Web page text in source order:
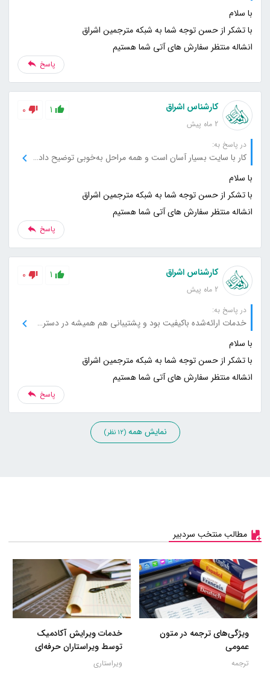
انشاله منتظر سفارش های آتی شما هستیم
پاسخ
کارشناس اشراق
2 ماه پیش
1
0
در پاسخ به:
کار با سایت بسیار آسان است و همه مراحل به‌خوبی توضیح داده شده‌اند.
انشاله منتظر سفارش های آتی شما هستیم
پاسخ
کارشناس اشراق
2 ماه پیش
1
0
در پاسخ به:
خدمات ارائه‌شده باکیفیت بود و پشتیبانی هم همیشه در دسترس بود.
انشاله منتظر سفارش های آتی شما هستیم
پاسخ
نمایش همه(12 نظر)
مطالب منتخب سردبیر
ویژگی‌های ترجمه در متون
عمومی
ترجمه
خدمات ویرایش آکادمیک
توسط ویراستاران حرفه‌ای
ویراستاری